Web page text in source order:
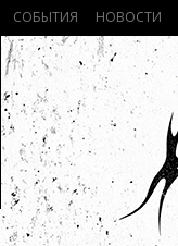
СОБЫТИЯ НОВОСТИ